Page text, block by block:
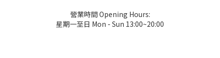
營業時間 Opening Hours:
星期一至日 Mon - Sun 13:00~20:00